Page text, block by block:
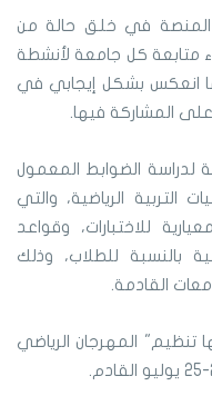
في خلق حالة من
متابعة كل جامعة لأنشطة
انعكس بشكل إيجابي في
على المشاركة فيها.
لدراسة الضوابط المعمول
التربية الرياضية، والتي
للاختبارات، وقواعد
بالنسبة للطلاب، وذلك
القادمة.
تنظيم" المهرجان الرياضي